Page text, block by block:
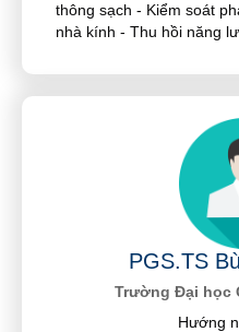
thông sạch - Kiểm soát
nhà kính - Thu hồi năng
PGS.TS
Trường Đại học
Hướng